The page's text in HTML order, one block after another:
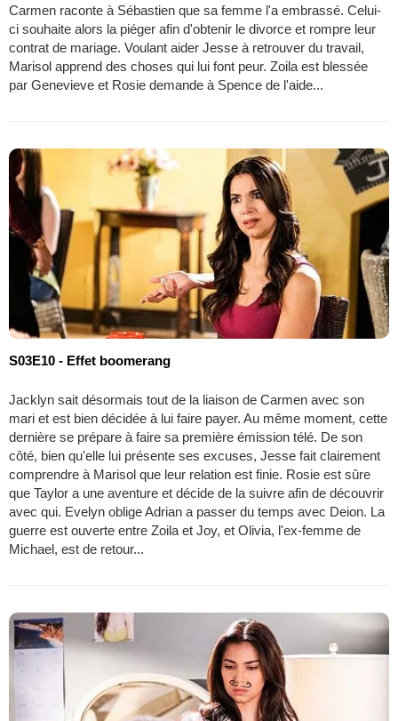
Carmen raconte à Sébastien que sa femme l'a embrassé. Celui-
ci souhaite alors la piéger afin d'obtenir le divorce et rompre leur
contrat de mariage. Voulant aider Jesse à retrouver du travail,
Marisol apprend des choses qui lui font peur. Zoila est blessée
par Genevieve et Rosie demande à Spence de l'aide...
S03E10 - Effet boomerang
Jacklyn sait désormais tout de la liaison de Carmen avec son
mari et est bien décidée à lui faire payer. Au même moment, cette
dernière se prépare à faire sa première émission télé. De son
côté, bien qu'elle lui présente ses excuses, Jesse fait clairement
comprendre à Marisol que leur relation est finie. Rosie est sûre
que Taylor a une aventure et décide de la suivre afin de découvrir
avec qui. Evelyn oblige Adrian a passer du temps avec Deion. La
guerre est ouverte entre Zoila et Joy, et Olivia, l'ex-femme de
Michael, est de retour...